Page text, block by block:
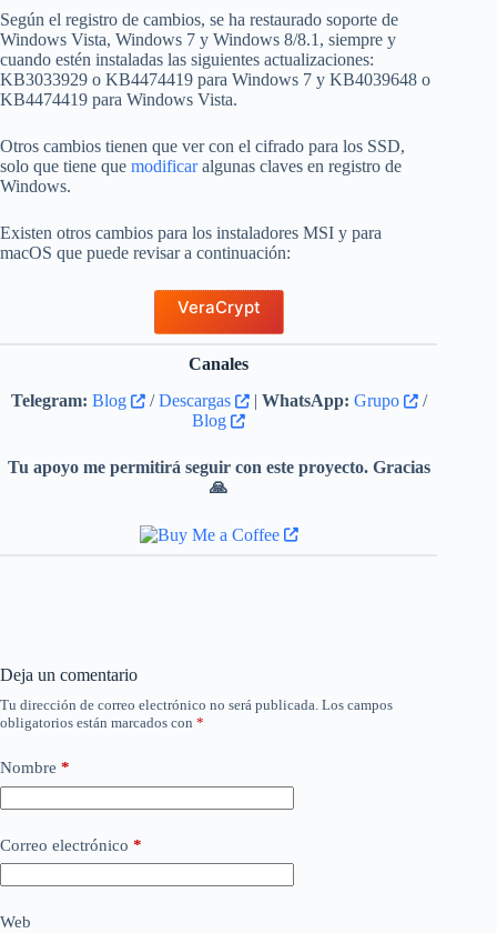
Según el registro de cambios, se ha restaurado soporte de
Windows Vista, Windows 7 y Windows 8/8.1, siempre y
cuando estén instaladas las siguientes actualizaciones:
KB3033929 o KB4474419 para Windows 7 y KB4039648 o
KB4474419 para Windows Vista.
Otros cambios tienen que ver con el cifrado para los SSD,
solo que tiene que modificaralgunas claves en registro de
Windows.
Existen otros cambios para los instaladores MSI y para
macOS que puede revisar a continuación:
VeraCrypt
Canales
Telegram: Blog /Descargas | WhatsApp: Grupo
/
Blog
Tu apoyo me permitirá seguir con este proyecto. Gracias
🙏
Deja un comentario
Tu dirección de correo electrónico no será publicada. Los campos
obligatorios están marcados con *
Nombre *
Correo electrónico *
Web